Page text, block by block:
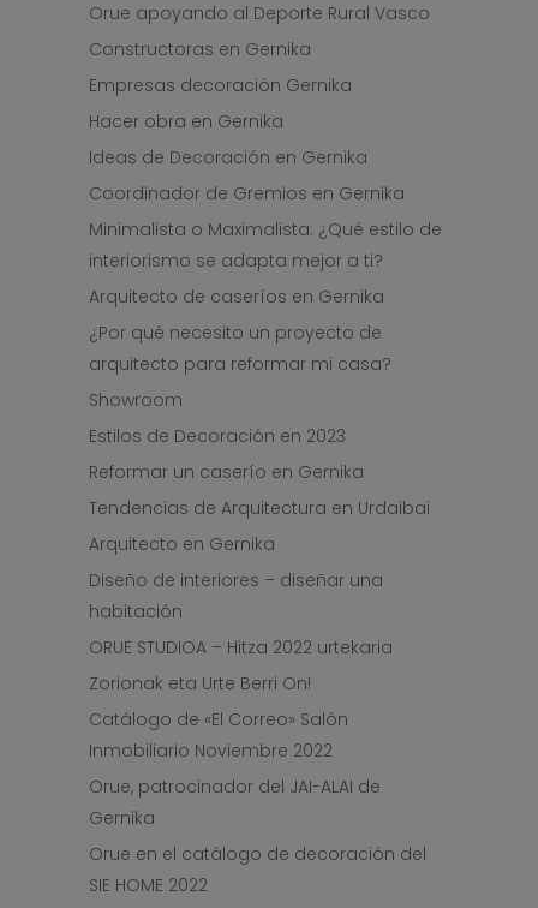
Orue apoyando al Deporte Rural Vasco
Constructoras en Gernika
Empresas decoración Gernika
Hacer obra en Gernika
Ideas de Decoración en Gernika
Coordinador de Gremios en Gernika
Minimalista o Maximalista: ¿Qué estilo de
interiorismo se adapta mejor a ti?
Arquitecto de caseríos en Gernika
¿Por qué necesito un proyecto de
arquitecto para reformar mi casa?
Showroom
Estilos de Decoración en 2023
Reformar un caserío en Gernika
Tendencias de Arquitectura en Urdaibai
Arquitecto en Gernika
Diseño de interiores – diseñar una
habitación
ORUE STUDIOA – Hitza 2022 urtekaria
Zorionak eta Urte Berri On!
Catálogo de «El Correo» Salón
Inmobiliario Noviembre 2022
Orue, patrocinador del JAI-ALAI de
Gernika
Orue en el catálogo de decoración del
SIE HOME 2022